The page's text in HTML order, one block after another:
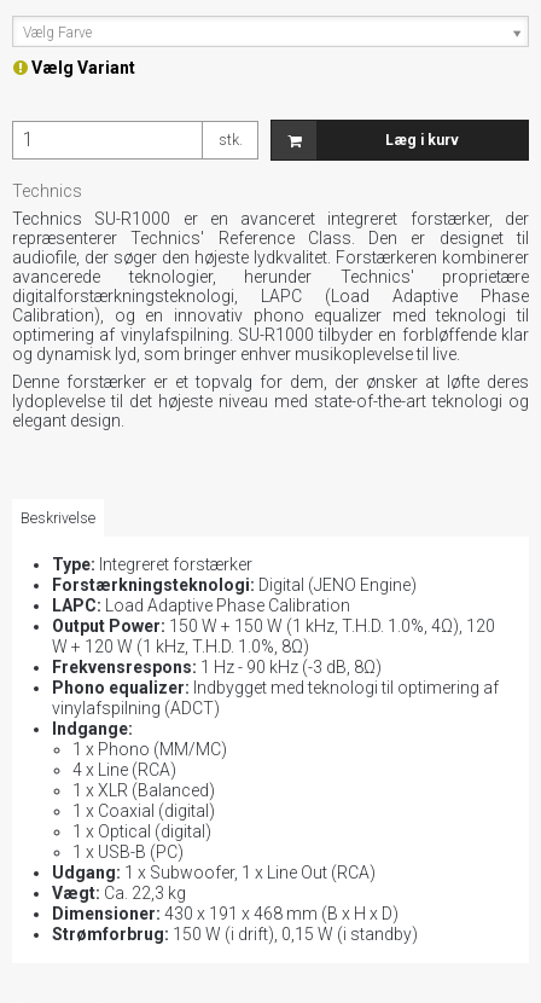
Vælg Farve
Vælg Variant
stk. Læg i kurv
Technics
Technics SU-R1000 er en avanceret integreret forstærker, der
repræsenterer Technics' Reference Class. Den er designet til
audiofile, der søger den højeste lydkvalitet. Forstærkeren kombinerer
avancerede teknologier, herunder Technics' proprietære
digitalforstærkningsteknologi, LAPC (Load Adaptive Phase
Calibration), og en innovativ phono equalizer med teknologi til
optimering af vinylafspilning. SU-R1000 tilbyder en forbløffende klar
og dynamisk lyd, som bringer enhver musikoplevelse til live.
Denne forstærker er et topvalg for dem, der ønsker at løfte deres
lydoplevelse til det højeste niveau med state-of-the-art teknologi og
elegant design.
Beskrivelse
Type: Integreret forstærker
Forstærkningsteknologi: Digital (JENO Engine)
LAPC: Load Adaptive Phase Calibration
Output Power: 150 W + 150 W (1 kHz, T.H.D. 1.0%, 4Ω), 120
W + 120 W (1 kHz, T.H.D. 1.0%, 8Ω)
Frekvensrespons: 1 Hz - 90 kHz (-3 dB, 8Ω)
Phono equalizer: Indbygget med teknologi til optimering af
vinylafspilning (ADCT)
Indgange:
1 x Phono (MM/MC)
4 x Line (RCA)
1 x XLR (Balanced)
1 x Coaxial (digital)
1 x Optical (digital)
1 x USB-B (PC)
Udgang: 1 x Subwoofer, 1 x Line Out (RCA)
Vægt: Ca. 22,3 kg
Dimensioner: 430 x 191 x 468 mm (B x H x D)
Strømforbrug: 150 W (i drift), 0,15 W (i standby)